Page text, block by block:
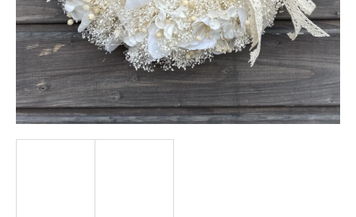
a
j
t
?